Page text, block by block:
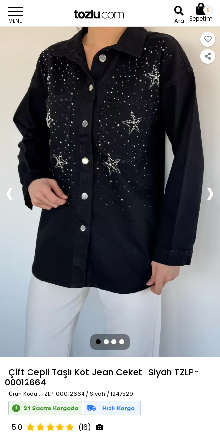
MENU Ara
0
Sepetim
Çift Cepli Taşlı Kot Jean Ceket Siyah TZLP-
00012664
Ürün Kodu : TZLP-00012664 / Siyah / 1247529
5.0 (16)